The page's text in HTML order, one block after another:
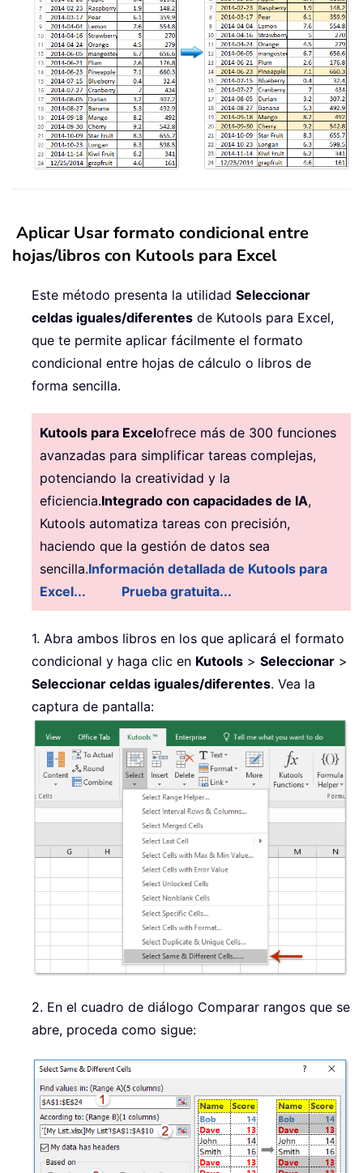
Aplicar Usar formato condicional entre
hojas/libros con Kutools para Excel
Este método presenta la utilidad Seleccionar
celdas iguales/diferentes de Kutools para Excel,
que te permite aplicar fácilmente el formato
condicional entre hojas de cálculo o libros de
forma sencilla.
Kutools para Excelofrece más de 300 funciones
avanzadas para simplificar tareas complejas,
potenciando la creatividad y la
eficiencia.Integrado con capacidades de IA,
Kutools automatiza tareas con precisión,
haciendo que la gestión de datos sea
sencilla.Información detallada de Kutools para
Excel...
Prueba gratuita...
1. Abra ambos libros en los que aplicará el formato
condicional y haga clic en Kutools > Seleccionar >
Seleccionar celdas iguales/diferentes. Vea la
captura de pantalla:
2. En el cuadro de diálogo Comparar rangos que se
abre, proceda como sigue: